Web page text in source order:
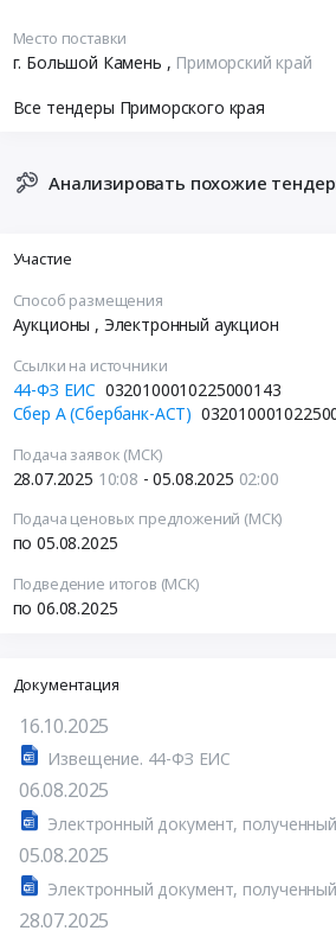
Место поставки
г. Большой Камень , Приморский край
Все тендеры Приморского края
Анализировать похожие
Участие
Способ размещения
Аукционы , Электронный аукцион
Ссылки на источники
44-ФЗ ЕИС 0320100010225000143
Сбер А (Сбербанк-АСТ)
Подача заявок (МСК)
28.07.2025 10:08 - 05.08.2025 02:00
Подача ценовых предложений (МСК)
по 05.08.2025
Подведение итогов (МСК)
по 06.08.2025
Документация
16.10.2025
Извещение. 44-ФЗ ЕИС
06.08.2025
05.08.2025
28.07.2025